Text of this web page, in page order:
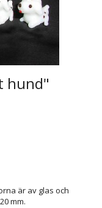
hund"
är av glas och
mm.